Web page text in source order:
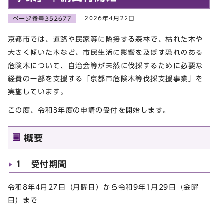
ページ番号352677 2026年4月22日
京都市では、道路や民家等に隣接する森林で、枯れた木や
大きく傾いた木など、市民生活に影響を及ぼす恐れのある
危険木について、自治会等が未然に伐採するために必要な
経費の一部を支援する「京都市危険木等伐採支援事業」を
実施しています。
この度、令和8年度の申請の受付を開始します。
概要
1 受付期間
令和8年4月27日（月曜日）から令和9年1月29日（金曜
日）まで